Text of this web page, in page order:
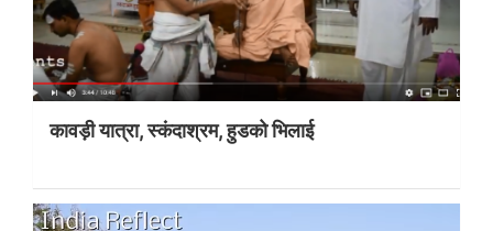
कावड़ी यात्रा, स्कंदाश्रम, हुडको भिलाई